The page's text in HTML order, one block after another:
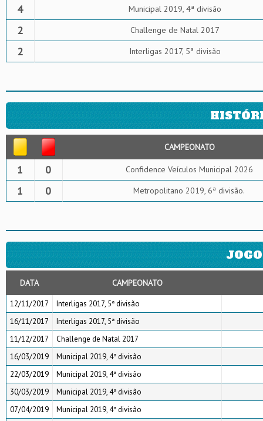
4 Municipal 2019, 4ª divisão
2 Challenge de Natal 2017
2 Interligas 2017, 5ª divisão
CAMPEONATO
1 0 Confidence Veículos Municipal 2026
1 0 Metropolitano 2019, 6ª divisão.
DATA CAMPEONATO
12/11/2017
Interligas 2017, 5ª divisão
16/11/2017
Interligas 2017, 5ª divisão
11/12/2017
Challenge de Natal 2017
16/03/2019
Municipal 2019, 4ª divisão
22/03/2019
Municipal 2019, 4ª divisão
30/03/2019
Municipal 2019, 4ª divisão
07/04/2019
Municipal 2019, 4ª divisão